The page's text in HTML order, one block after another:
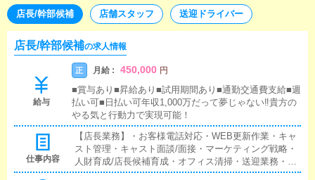
店長/幹部候補 店舗スタッフ 送迎ドライバー
店長/幹部候補の求人情報
給与
正 月給 : 450,000 円
■賞与あり■昇給あり■試用期間あり■通勤交通費支給■週
払い可■日払い可年収1,000万だって夢じゃない‼貴方の
やる気と行動力で実現可能！
仕事内容
【店長業務】・お客様電話対応・WEB更新作業・キャ
スト管理・キャスト面談/面接・マーケティング戦略・
人財育成/店長候補育成・オフィス清掃・送迎業務・we
b制作業務・カメラマンサポート・営業戦略/課題/目標/